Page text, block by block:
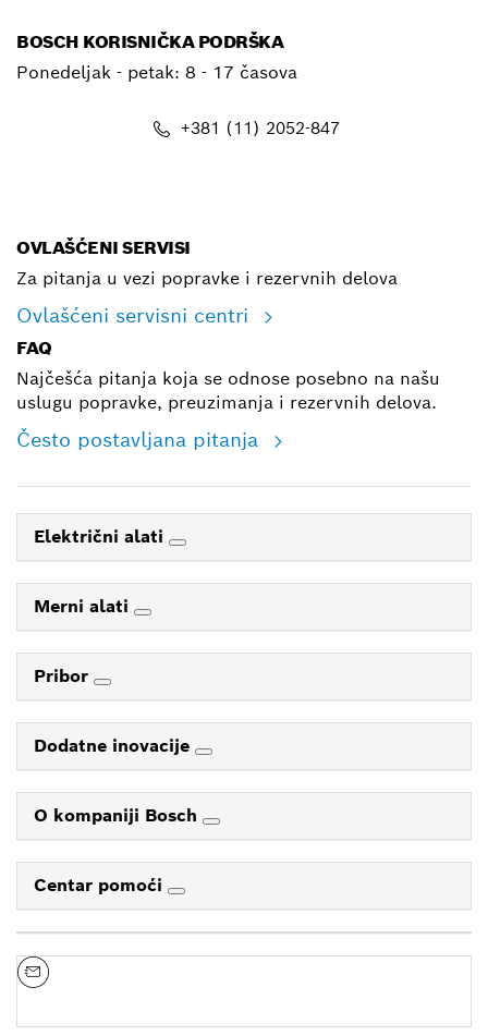
BOSCH KORISNIČKA PODRŠKA
Ponedeljak - petak: 8 - 17 časova
+381 (11) 2052-847
OVLAŠĆENI SERVISI
Za pitanja u vezi popravke i rezervnih delova
Ovlašćeni servisni centri
FAQ
Najčešća pitanja koja se odnose posebno na našu
uslugu popravke, preuzimanja i rezervnih delova.
Često postavljana pitanja
Električni alati
Merni alati
Pribor
Dodatne inovacije
O kompaniji Bosch
Centar pomoći